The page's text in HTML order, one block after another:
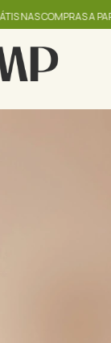
até 60% + R$20,00